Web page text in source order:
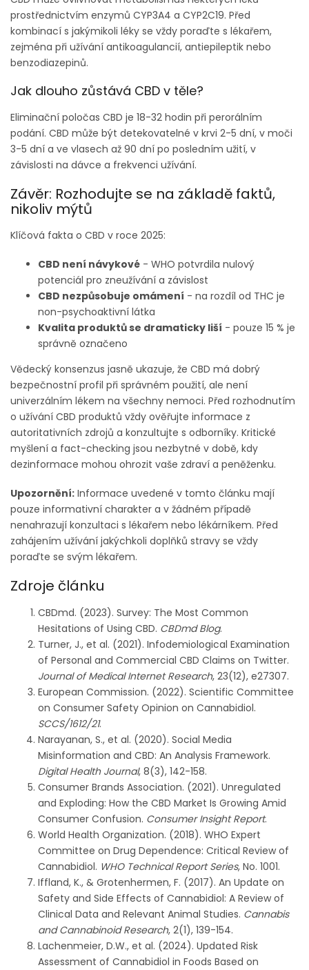
prostřednictvím enzymů CYP3A4 a CYP2C19. Před
kombinací s jakýmikoli léky se vždy poraďte s lékařem,
zejména při užívání antikoagulancií, antiepileptik nebo
benzodiazepinů.
Jak dlouho zůstává CBD v těle?
Eliminační poločas CBD je 18-32 hodin při perorálním
podání. CBD může být detekovatelné v krvi 2-5 dní, v moči
3-5 dní a ve vlasech až 90 dní po posledním užití, v
závislosti na dávce a frekvenci užívání.
Závěr: Rozhodujte se na základě faktů,
nikoliv mýtů
Klíčová fakta o CBD v roce 2025:
CBD není návykové - WHO potvrdila nulový
potenciál pro zneužívání a závislost
CBD nezpůsobuje omámení - na rozdíl od THC je
non-psychoaktivní látka
Kvalita produktů se dramaticky liší - pouze 15 % je
správně označeno
Vědecký konsenzus jasně ukazuje, že CBD má dobrý
bezpečnostní profil při správném použití, ale není
univerzálním lékem na všechny nemoci. Před rozhodnutím
o užívání CBD produktů vždy ověřujte informace z
autoritativních zdrojů a konzultujte s odborníky. Kritické
myšlení a fact-checking jsou nezbytné v době, kdy
dezinformace mohou ohrozit vaše zdraví a peněženku.
Upozornění: Informace uvedené v tomto článku mají
pouze informativní charakter a v žádném případě
nenahrazují konzultaci s lékařem nebo lékárníkem. Před
zahájením užívání jakýchkoli doplňků stravy se vždy
poraďte se svým lékařem.
Zdroje článku
CBDmd. (2023). Survey: The Most Common
Hesitations of Using CBD. CBDmd Blog.
Turner, J., et al. (2021). Infodemiological Examination
of Personal and Commercial CBD Claims on Twitter.
Journal of Medical Internet Research, 23(12), e27307.
European Commission. (2022). Scientific Committee
on Consumer Safety Opinion on Cannabidiol.
SCCS/1612/21.
Narayanan, S., et al. (2020). Social Media
Misinformation and CBD: An Analysis Framework.
Digital Health Journal, 8(3), 142-158.
Consumer Brands Association. (2021). Unregulated
and Exploding: How the CBD Market Is Growing Amid
Consumer Confusion. Consumer Insight Report.
World Health Organization. (2018). WHO Expert
Committee on Drug Dependence: Critical Review of
Cannabidiol. WHO Technical Report Series, No. 1001.
Iffland, K., & Grotenhermen, F. (2017). An Update on
Safety and Side Effects of Cannabidiol: A Review of
Clinical Data and Relevant Animal Studies. Cannabis
and Cannabinoid Research, 2(1), 139-154.
Lachenmeier, D.W., et al. (2024). Updated Risk
Assessment of Cannabidiol in Foods Based on